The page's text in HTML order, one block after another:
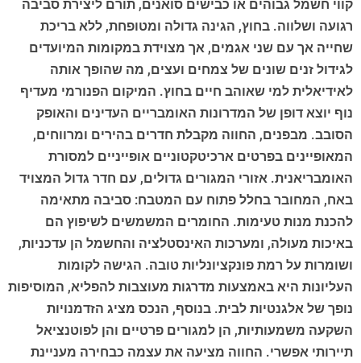
קווי חשמל גבוהים או כבישים סואנים, תורם ליצירת סביבה
רגועה ושלווה. בחוץ, הגינה גדולה ומטופחת, ללא בריכת
שחייה אך עם שני אגמים, אך מצוידת במקומות המיועדים
לגידול זנים שונים של צמחים ועצים, מה שהופך אותה
לאידיאלית למי שאוהב חיים בחוץ. המיקום הפנורמי מעדיף
נוף יוצא דופן של המדרונות האומבריים העדינים והאופק
הסובב. מבפנים, החווה מקבלת חדרים בהירים ומרווחים,
המאופיינים בפרטים ארכיטקטוניים אופייניים למסורת
האומבריאנית. אזורי המגורים גדולים, עם חדר גדול המצויד
באח, המחובר בחלל פתוח עם המטבח: סביבה מתאימה
להכנת מנות טעימות. החומרים המשמשים לשיפוץ הם
באיכות מעולה, ומערכות האינסטלציה והחשמל הן עדכניות,
ושומרות על רמת פונקציונליות טובה. הגישה לקומות
העליונות היא באמצעות מדרגות מעוצבות להפליא, המוסיפות
נופך של אלגנטיות לבית. בנוסף, הנכס מציג הזדמנויות
השקעה משמעותיות, הן למגורים פרטיים והן לפוטנציאל
תיירותי אפשרי. החווה מציעה את עצמה כבחירה מעניינת